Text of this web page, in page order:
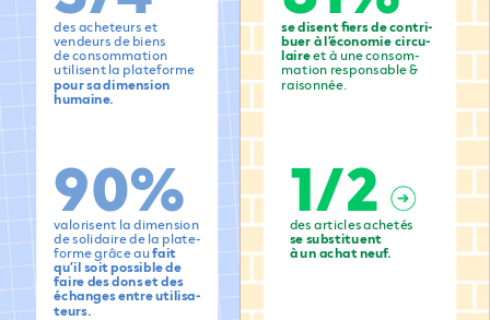
1/2
desacheteurset
vendeursde biens
deconsommation
utilisentla plateforme
poursadimension
humaine.
desarticlesachetés
sesubstituent
àunachatneuf.
sedisentfiersdecontri-
bueràl’économie circu-
laireetàuneconsom-
mation responsable&
raisonnée.
valorisent la dimension
desolidairede la plate-
formegrâceaufait
qu’ilsoitpossiblede
fairedesdonset des
échangesentreutilisa-
teurs.
90%